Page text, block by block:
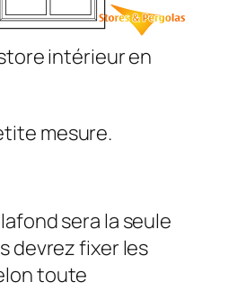
intérieur en
mesure.
sera la seule
devrez fixer les
toute